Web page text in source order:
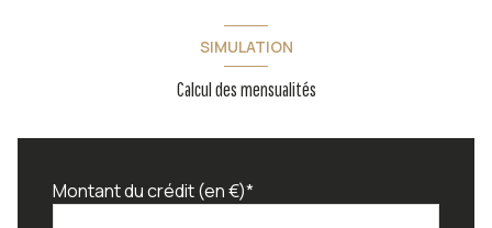
quartier Cap Brun
SIMULATION
Calcul des mensualités
Montant du crédit (en €)*